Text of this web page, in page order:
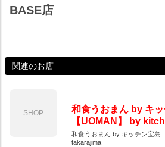
BASE店
関連のお店
SHOP
和食うおまん by キ
【UOMAN】 by
和食うおまん by キッチン宝島
takarajima